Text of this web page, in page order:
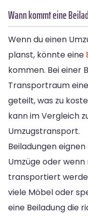
Wann kommt eine
Wenn du einen
planst, könnte eine
kommen. Bei einer
Transportraum
geteilt, was zu
kann im Vergleich
Umzugstransport.
Beiladungen
Umzüge oder
transportiert
viele Möbel oder
eine Beiladung die